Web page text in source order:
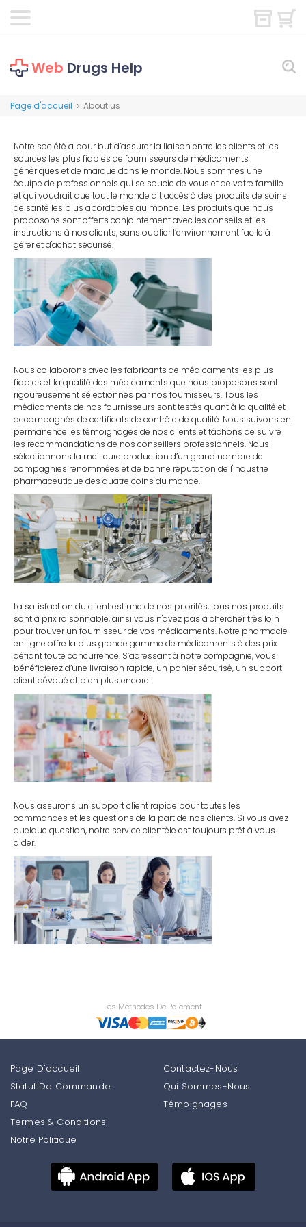
Web Drugs Help
Page d'accueil > About us
Notre société a pour but d’assurer la liaison entre les clients et les
sources les plus fiables de fournisseurs de médicaments
génériques et de marque dans le monde. Nous sommes une
équipe de professionnels qui se soucie de vous et de votre famille
et qui voudrait que tout le monde ait accès à des produits de soins
de santé les plus abordables au monde. Les produits que nous
proposons sont offerts conjointement avec les conseils et les
instructions à nos clients, sans oublier l’environnement facile à
gérer et d'achat sécurisé.
Nous collaborons avec les fabricants de médicaments les plus
fiables et la qualité des médicaments que nous proposons sont
rigoureusement sélectionnés par nos fournisseurs. Tous les
médicaments de nos fournisseurs sont testés quant à la qualité et
accompagnés de certificats de contrôle de qualité. Nous suivons en
permanence les témoignages de nos clients et tâchons de suivre
les recommandations de nos conseillers professionnels. Nous
sélectionnons la meilleure production d’un grand nombre de
compagnies renommées et de bonne réputation de l'industrie
pharmaceutique des quatre coins du monde.
La satisfaction du client est une de nos priorités, tous nos produits
sont à prix raisonnable, ainsi vous n'avez pas à chercher très loin
pour trouver un fournisseur de vos médicaments. Notre pharmacie
en ligne offre la plus grande gamme de médicaments à des prix
défiant toute concurrence. S’adressant à notre compagnie, vous
bénéficierez d’une livraison rapide, un panier sécurisé, un support
client dévoué et bien plus encore!
Nous assurons un support client rapide pour toutes les
commandes et les questions de la part de nos clients. Si vous avez
quelque question, notre service clientèle est toujours prêt à vous
aider.
Les Méthodes De Paiement
Page D'accueil
Statut De Commande
FAQ
Contactez-Nous
Qui Sommes-Nous
Témoignages
Termes & Conditions
Notre Politique